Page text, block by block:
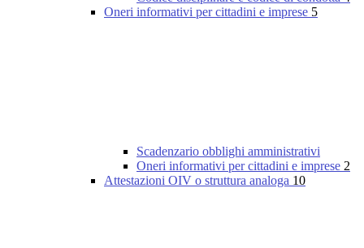
Oneri informativi per cittadini e imprese 5
Scadenzario obblighi amministrativi
Oneri informativi per cittadini e imprese 2
Attestazioni OIV o struttura analoga 10